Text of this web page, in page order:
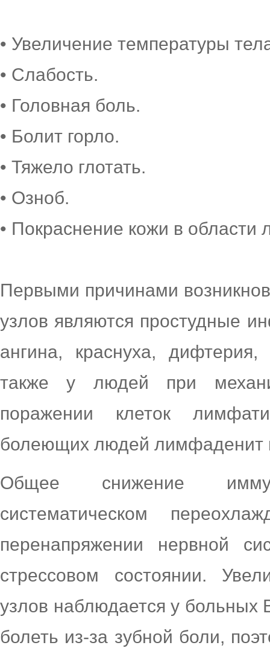
• Увеличение температуры
• Слабость.
• Головная боль.
• Болит горло.
• Тяжело глотать.
• Озноб.
• Покраснение кожи в области
Первыми причинами
узлов являются простудные
ангина, краснуха,
также у людей при
поражении клеток
болеющих людей лимфаденит
Общее снижение
систематическом
перенапряжении нервной
стрессовом состоянии.
узлов наблюдается у
болеть из-за зубной боли,